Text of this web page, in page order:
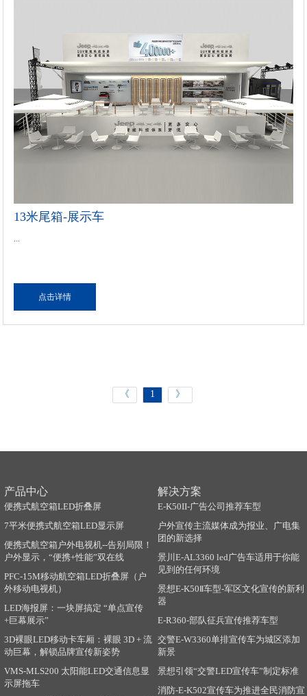
13米尾箱-展示车
点击详情
《 1 》
产品中心
便携式航空箱LED折叠屏
7平米便携式航空箱LED显示屏
便携式航空箱户外电视机--告别局限！
户外显示，“便携+性能”双在线
PFC-15M移动航空箱LED折叠屏（户
外移动电视机）
LED海报屏：一块屏搞定 “单点宣传
+巨幕展示”
3D裸眼LED移动卡车厢：裸眼 3D + 流
动巨幕，解锁品牌宣传新姿势
VMS-MLS200 太阳能LED交通信息显
示屏拖车
解决方案
E-K50II-广告公司推荐车型
户外宣传主流媒体成为报业、广电集
团的新选择
景川E-AL3360 led广告车适用于你能
见到的任何环境
景想E-K50Ⅱ车型-军区文化宣传的新利
器
E-R360-部队征兵宣传推荐车型
交警E-W3360单排宣传车为城区添加
新景
景想引领“交警LED宣传车”制定标准
消防-E-K502宣传车为推进全民消防宣